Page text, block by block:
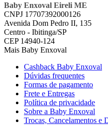
Baby Enxoval Eireli ME
CNPJ 17707392000126
Avenida Dom Pedro II, 135
Centro - Ibitinga/SP
CEP 14940-124
Mais Baby Enxoval
Cashback Baby Enxoval
Dúvidas frequentes
Formas de pagamento
Frete e Entregas
Política de privacidade
Sobre a Baby Enxoval
Trocas, Cancelamentos e